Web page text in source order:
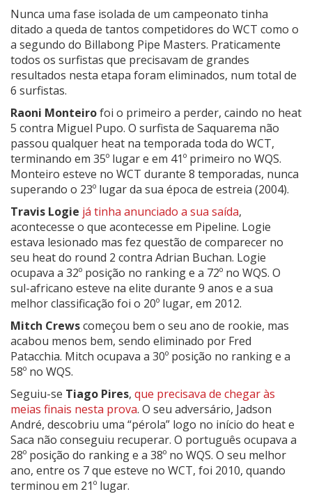
Nunca uma fase isolada de um campeonato tinha
ditado a queda de tantos competidores do WCT como o
a segundo do Billabong Pipe Masters. Praticamente
todos os surfistas que precisavam de grandes
resultados nesta etapa foram eliminados, num total de
6 surfistas.
Raoni Monteirofoi o primeiro a perder, caindo no heat
5 contra Miguel Pupo. O surfista de Saquarema não
passou qualquer heat na temporada toda do WCT,
terminando em 35º lugar e em 41º primeiro no WQS.
Monteiro esteve no WCT durante 8 temporadas, nunca
superando o 23º lugar da sua época de estreia (2004).
Travis Logie já tinha anunciado a sua saída,
acontecesse o que acontecesse em Pipeline. Logie
estava lesionado mas fez questão de comparecer no
seu heat do round 2 contra Adrian Buchan. Logie
ocupava a 32º posição no ranking e a 72º no WQS. O
sul-africano esteve na elite durante 9 anos e a sua
melhor classificação foi o 20º lugar, em 2012.
Mitch Crewscomeçou bem o seu ano de rookie, mas
acabou menos bem, sendo eliminado por Fred
Patacchia. Mitch ocupava a 30º posição no ranking e a
58º no WQS.
Seguiu-se Tiago Pires, que precisava de chegar às
meias finais nesta prova. O seu adversário, Jadson
André, descobriu uma “pérola” logo no início do heat e
Saca não conseguiu recuperar. O português ocupava a
28º posição do ranking e a 38º no WQS. O seu melhor
ano, entre os 7 que esteve no WCT, foi 2010, quando
terminou em 21º lugar.